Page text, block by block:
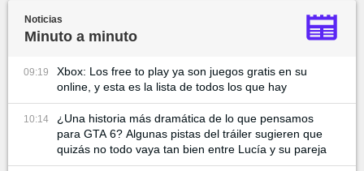
Noticias
Minuto a minuto
09:19
Xbox: Los free to play ya son juegos gratis en su
online, y esta es la lista de todos los que hay
10:14
¿Una historia más dramática de lo que pensamos
para GTA 6? Algunas pistas del tráiler sugieren que
quizás no todo vaya tan bien entre Lucía y su pareja